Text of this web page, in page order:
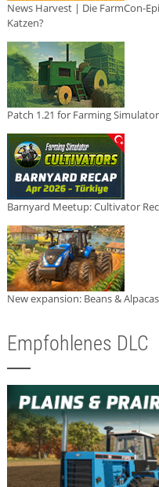
News Harvest | Die FarmCon-
Katzen?
Patch 1.21 for Farming
Barnyard Meetup: Cultivator
New expansion: Beans &
Empfohlenes DLC